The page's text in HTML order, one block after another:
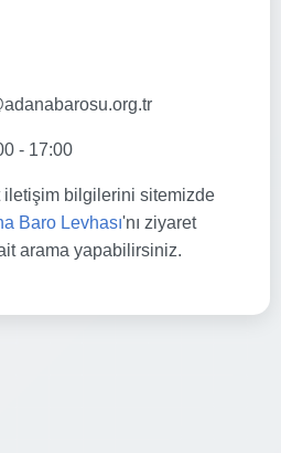
- 17:00
iletişim bilgilerini sitemizde
Baro Levhası'nı ziyaret
arama yapabilirsiniz.